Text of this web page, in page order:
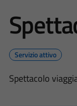
Servizio attivo
Spettacolo